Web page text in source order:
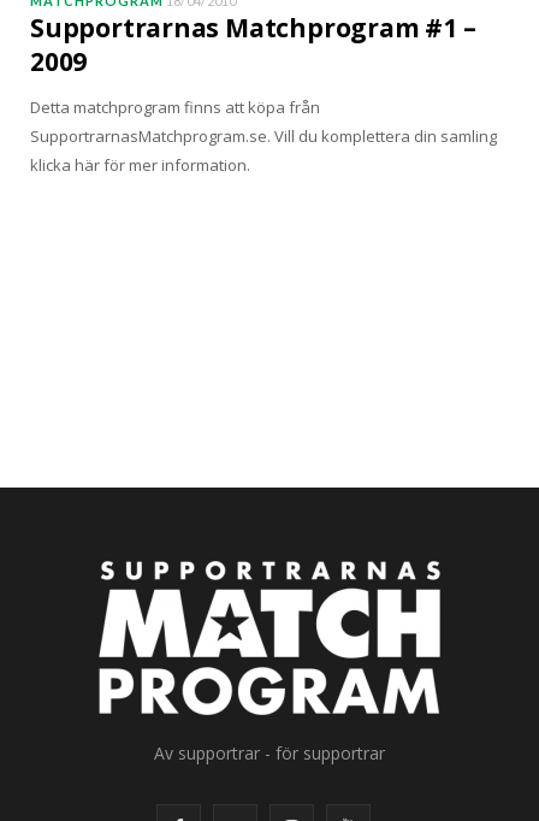
Supportrarnas Matchprogram #1 –
2009
Detta matchprogram finns att köpa från
SupportrarnasMatchprogram.se. Vill du komplettera din samling
klicka här för mer information.
Av supportrar - för supportrar